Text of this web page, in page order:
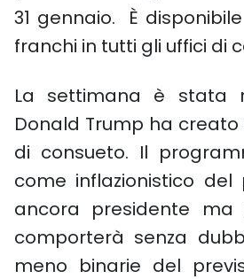
31 gennaio. È
franchi in tutti gli uffici di
La settimana è stata
Donald Trump ha creato
di consueto. Il
come inflazionistico del
ancora presidente ma
comporterà senza
meno binarie del